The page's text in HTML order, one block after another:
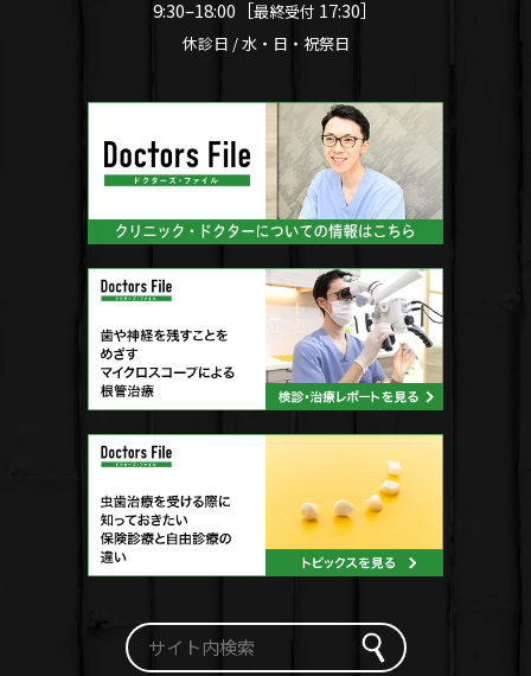
9:30–18:00［最終受付 17:30］
休診日 / 水・日・祝祭日